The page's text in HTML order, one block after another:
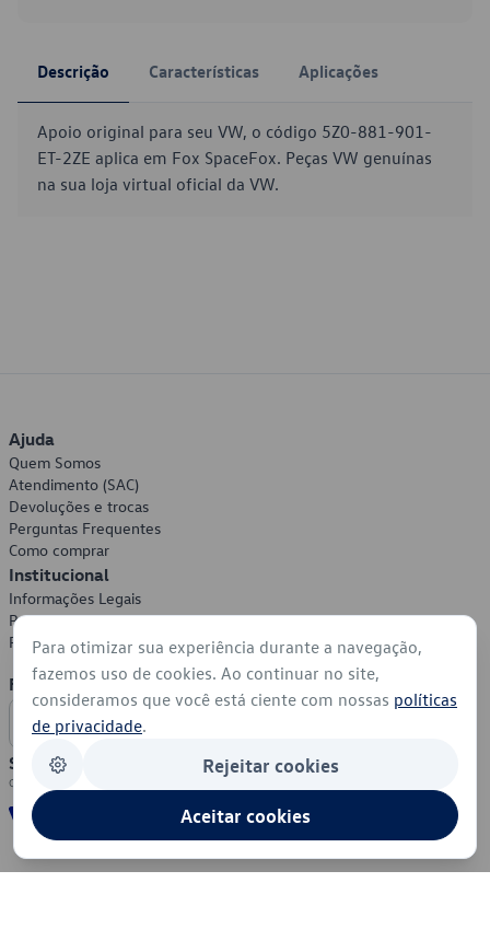
Descrição Características Aplicações
Apoio original para seu VW, o código 5Z0-881-901-
ET-2ZE aplica em Fox SpaceFox. Peças VW genuínas
na sua loja virtual oficial da VW.
Ajuda
Quem Somos
Atendimento (SAC)
Devoluções e trocas
Perguntas Frequentes
Como comprar
Institucional
Informações Legais
Política de Privacidade
Política de Cookies
Formas de Pagamento
Segurança
Para otimizar sua experiência durante a navegação,
fazemos uso de cookies. Ao continuar no site,
consideramos que você está ciente com nossas políticas
de privacidade.
Rejeitar cookies
Aceitar cookies